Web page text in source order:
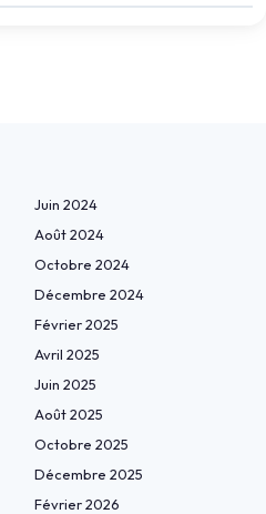
Juin 2024
Août 2024
Octobre 2024
Décembre 2024
Février 2025
Avril 2025
Juin 2025
Août 2025
Octobre 2025
Décembre 2025
Février 2026